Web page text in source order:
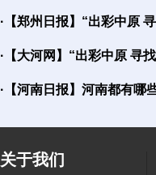
· 【郑州日报】“出彩中原
· 【大河网】“出彩中原 寻
· 【河南日报】河南都有哪
关于我们